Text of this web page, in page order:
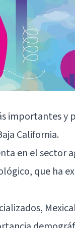
importantes y
California.
en el sector
que ha